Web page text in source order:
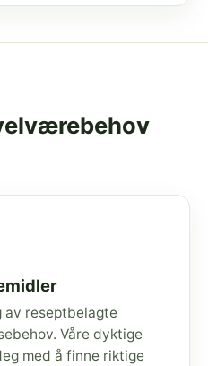
reseptbelagte
Våre dyktige
med å finne riktige